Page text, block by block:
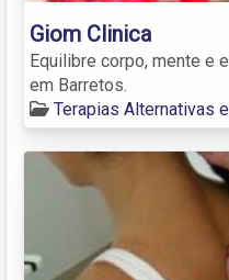
Giom Clinica
Equilibre corpo, mente e
em Barretos.
Terapias Alternativas